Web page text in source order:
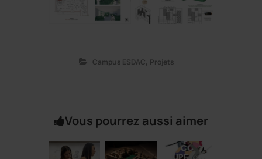
Campus ESDAC, Projets
Vous pourrez aussi aimer